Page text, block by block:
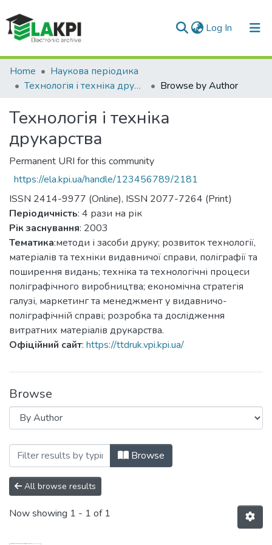
Log In (current)
Communities & Collections
All of DSpace
Home
Наукова періодика
Технологія і техніка друкарства
Browse by Author
Технологія і техніка
друкарства
Permanent URI for this community
https://ela.kpi.ua/handle/123456789/2181
ISSN 2414-9977 (Online), ISSN 2077-7264 (Print)
Періодичність: 4 рази на рік
Рік заснування: 2003
Тематика:методи і засоби друку; розвиток технології,
матеріалів та техніки видавничої справи, поліграфії та
поширення видань; техніка та технологічні процеси
поліграфічного виробництва; економічна стратегія
галузі, маркетинг та менеджмент у видавничо-
поліграфічній справі; розробка та дослідження
витратних матеріалів друкарства.
Офіційний сайт: https://ttdruk.vpi.kpi.ua/
Browse
Browsing Технологія і техніка
Browse
All browse results
Now showing 1 - 1 of 1